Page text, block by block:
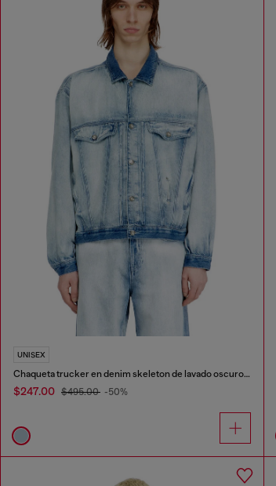
UNISEX
Chaqueta trucker en denim skeleton de lavado oscuro medio-claro
$247.00 $495.00 -50%